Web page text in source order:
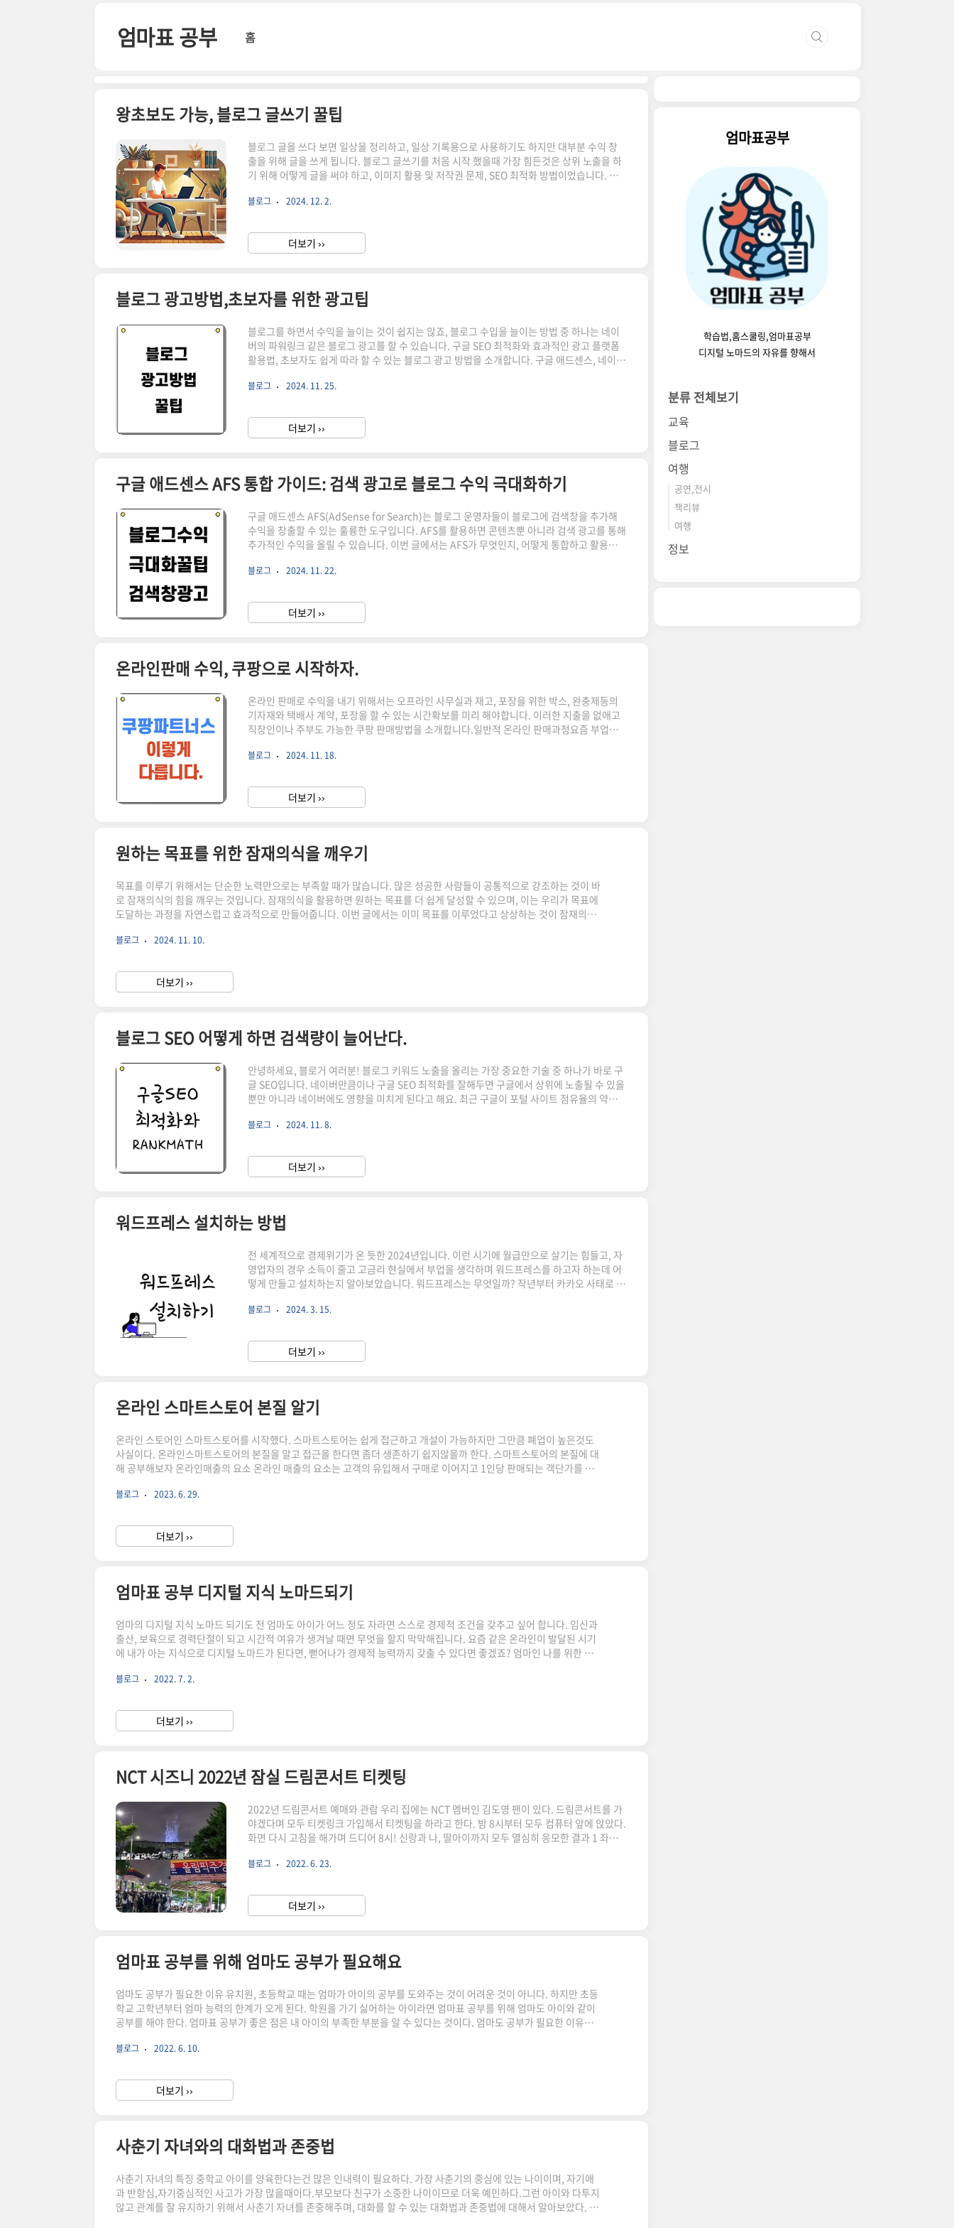
엄마표 공부 홈
왕초보도 가능, 블로그 글쓰기 꿀팁
블로그 글을 쓰다 보면 일상을 정리하고, 일상 기록용으로 사용하기도 하지만 대부분 수익 창
출을 위해 글을 쓰게 됩니다. 블로그 글쓰기를 처음 시작 했을때 가장 힘든것은 상위 노출을 하
기 위해 어떻게 글을 써야 하고, 이미지 활용 및 저작권 문제, SEO 최적화 방법이었습니다. 이
기 준비블로그 글쓰기의 기본은 pc나 모바일 환경에서 잘 읽히도록 해야 한다.인용구를 넣을
골고루 쓰되, 글은 적당히 쓰는 것이 좋다.전체 글자 수는 정해진 것은 없지만 1800자 내외가
적절하며, 글자 크기는 16으로 추천.폰트 선택과 글자 색상제목은 ..
블로그 2024. 12. 2.
더보기 ››
블로그 광고방법,초보자를 위한 광고팁
블로그를 하면서 수익을 늘이는 것이 쉽지는 않죠, 블로그 수입을 늘이는 방법 중 하나는 네이
버의 파워링크 같은 블로그 광고를 할 수 있습니다. 구글 SEO 최적화와 효과적인 광고 플랫폼
활용법, 초보자도 쉽게 따라 할 수 있는 블로그 광고 방법을 소개합니다. 구글 애드센스, 네이버
광고, 왜 필요할까?블로그를 운영하며 수익을 창출하려면 누군가 내 블로그에 들어와야 합니
하지만 이러한 과정을 조금 더 단축시키기 위해 광고를 효과적으로 활용하는 것 또한 방법입니
다.단순히 글을 올리는 것만으로는 방문자나 클릭을 늘리기 어렵기 때문에, ..
블로그 2024. 11. 25.
더보기 ››
구글 애드센스 AFS 통합 가이드: 검색 광고로 블로그 수익 극대화하기
구글 애드센스 AFS(AdSense for Search)는 블로그 운영자들이 블로그에 검색창을 추가해
수익을 창출할 수 있는 훌륭한 도구입니다. AFS를 활용하면 콘텐츠뿐 아니라 검색 광고를 통해
추가적인 수익을 올릴 수 있습니다. 이번 글에서는 AFS가 무엇인지, 어떻게 통합하고 활용할
고 블로그 성장을 돕는 실질적인 전략이 궁금하시다면 끝까지 읽어보세요! 구글 애드센스 AFS
노출하는 시스템입니다. 검색어와 관련성이 높은 광고가 표시되기 때문에 광고 클릭률(CTR)
이 높고 전환율도 뛰어난 것이 특징입니다. .1. AFS의 ..
블로그 2024. 11. 22.
더보기 ››
온라인판매 수익, 쿠팡으로 시작하자.
온라인 판매로 수익을 내기 위해서는 오프라인 사무실과 재고, 포장을 위한 박스, 완충제등의
기자재와 택배사 계약, 포장을 할 수 있는 시간확보를 미리 해야합니다. 이러한 지출을 없애고
직장인이나 주부도 가능한 쿠팡 판매방법을 소개합니다.일반적 온라인 판매과정요즘 부업으
니다. 이러한 경우는 다음과 같은 기본적 작업이 필요합니다.온라인 판매로 돈벌기 위해서는
모든 상품을 검색하여 저렴하게 구매해야 함.온라인 판매를 위한 주문 처리는 고객 주문이 들
어올 때까지 지속적으로 진행되어야 함.고객 주문이 들어오면, 주문 확인을 통해 고..
블로그 2024. 11. 18.
더보기 ››
원하는 목표를 위한 잠재의식을 깨우기
목표를 이루기 위해서는 단순한 노력만으로는 부족할 때가 많습니다. 많은 성공한 사람들이 공통적으로 강조하는 것이 바
로 잠재의식의 힘을 깨우는 것입니다. 잠재의식을 활용하면 원하는 목표를 더 쉽게 달성할 수 있으며, 이는 우리가 목표에
도달하는 과정을 자연스럽고 효과적으로 만들어줍니다. 이번 글에서는 이미 목표를 이루었다고 상상하는 것이 잠재의식
깊이 있는 이해를 도와드리겠습니다.1. 잠재의식이 목표 달성에 미치는 영향잠재의식이란 무엇인가?잠재의식은 우리 마
말해, 의식적으..
블로그 2024. 11. 10.
더보기 ››
블로그 SEO 어떻게 하면 검색량이 늘어난다.
안녕하세요, 블로거 여러분! 블로그 키워드 노출을 올리는 가장 중요한 기술 중 하나가 바로 구
글 SEO입니다. 네이버만큼이나 구글 SEO 최적화를 잘해두면 구글에서 상위에 노출될 수 있을
뿐만 아니라 네이버에도 영향을 미치게 된다고 해요. 최근 구글이 포털 사이트 점유율의 약
과를 본 구글 SEO 최적화 방법과 꿀팁을 알려드릴게요.1. 구글SEO의 기본 온페이지 최적화온
콘텐츠를 자주 올린다고 해서 노출되는 게 아니죠. 구글 검색엔진이 알아서 우리 글을 쉽게 찾
을 수 있게 해줘야 해요. 그럼 어디부터 시작해야 할까요?..
블로그 2024. 11. 8.
더보기 ››
워드프레스 설치하는 방법
전 세계적으로 경제위기가 온 듯한 2024년입니다. 이런 시기에 월급만으로 살기는 힘들고, 자
영업자의 경우 소득이 줄고 고금리 현실에서 부업을 생각하며 워드프레스를 하고자 하는데 어
떻게 만들고 설치하는지 알아보았습니다. 워드프레스는 무엇일까? 작년부터 카카오 사태로 티
다를까? 수익이 된다는데 어떻게 실핼해야될지 잘모르고 어렵기만 느껴집니다. 워드프레스도
형태로도 구성이 가능하고 일반 블로그의 형태로도 가능한 확장성이 많습니다. 네이버나 티스
토리는 주어진 틀에서 만들고 실행해야 하지만 워드프레스는 사용자에 따라 형태를 변형하고
블로그 2024. 3. 15.
더보기 ››
온라인 스마트스토어 본질 알기
온라인 스토어인 스마트스토어를 시작했다. 스마트스토어는 쉽게 접근하고 개설이 가능하지만 그만큼 폐업이 높은것도
사실이다. 온라인스마트스토어의 본질을 알고 접근을 한다면 좀더 생존하기 쉽지않을까 한다. 스마트스토어의 본질에 대
해 공부해보자 온라인매출의 요소 온라인 매출의 요소는 고객의 유입해서 구매로 이어지고 1인당 판매되는 객단가를 곱
가 구매를 한다면 매출은 얼마나될까?30,000*100*0.01=30,000원이 될것이다. 여기서 알듯이 광고로 유입을 하더라
기 전환율을 높이기 위해..
블로그 2023. 6. 29.
더보기 ››
엄마표 공부 디지털 지식 노마드되기
엄마의 디지털 지식 노마드 되기도 전 엄마도 아이가 어느 정도 자라면 스스로 경제적 조건을 갖추고 싶어 합니다. 임신과
출산, 보육으로 경력단절이 되고 시간적 여유가 생겨날 때면 무엇을 할지 막막해집니다. 요즘 같은 온라인이 발달된 시기
에 내가 아는 지식으로 디지털 노마드가 된다면, 뻗어나가 경제적 능력까지 갖출 수 있다면 좋겠죠? 엄마인 나를 위한 지
고 자신의 이름으로 나만의 길을 만들어 자유롭게 살아가는 사람들이다. 머릿속 지식과 경험을 가지고 지식을 공유하고
있도록 할..
블로그 2022. 7. 2.
더보기 ››
NCT 시즈니 2022년 잠실 드림콘서트 티켓팅
2022년 드림콘서트 예매와 관람 우리 집에는 NCT 멤버인 김도영 팬이 있다. 드림콘서트를 가
야겠다며 모두 티켓링크 가입해서 티켓팅을 하라고 한다. 밤 8시부터 모두 컴퓨터 앞에 앉았다.
화면 다시 고침을 해가며 드디어 8시! 신랑과 나, 딸아이까지 모두 열심히 응모한 결과 1 좌석
다. 티켓링크 예매 콘서트 티켓팅을 하기 위해서는 일단 티켓링크 회원가입을 해야 된다. 그리
8시에 많이 시작하는 것 같다. 그리고 이번에 티켓팅 하면서 안 사실은 대기가 아무리 많아도
절대 다시 고침을 하면 안 된다는 것! 티켓팅에 성공하..
블로그 2022. 6. 23.
더보기 ››
엄마표 공부를 위해 엄마도 공부가 필요해요
엄마도 공부가 필요한 이유 유치원, 초등학교 때는 엄마가 아이의 공부를 도와주는 것이 어려운 것이 아니다. 하지만 초등
학교 고학년부터 엄마 능력의 한계가 오게 된다. 학원을 가기 싫어하는 아이라면 엄마표 공부를 위해 엄마도 아이와 같이
공부를 해야 한다. 엄마표 공부가 좋은 점은 내 아이의 부족한 부분을 알 수 있다는 것이다. 엄마도 공부가 필요한 이유와
도에 따라 수업이 진행된다.내 아이 맞춤보다 짜여진 시간표에 맞춰서 수업이 진행되게 된다.이런 시스템에서 벗어나 내
습..
블로그 2022. 6. 10.
더보기 ››
사춘기 자녀와의 대화법과 존중법
사춘기 자녀의 특징 중학교 아이를 양육한다는건 많은 인내력이 필요하다. 가장 사춘기의 중심에 있는 나이이며, 자기애
과 반항심,자기중심적인 사고가 가장 많을때이다.부모보다 친구가 소중한 나이이므로 더욱 예민하다.그런 아이와 다투지
않고 관계를 잘 유지하기 위해서 사춘기 자녀를 존중해주며, 대화를 할 수 있는 대화법과 존중법에 대해서 알아보았다. 사
엄마표공부
학습법,홈스쿨링,엄마표공부
디지털 노마드의 자유를 향해서
분류 전체보기
교육
블로그
여행
공연,전시
책리뷰
여행
정보